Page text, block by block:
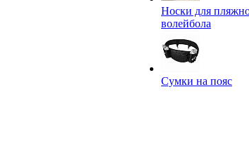
Носки для
волейбола
Сумки на пояс